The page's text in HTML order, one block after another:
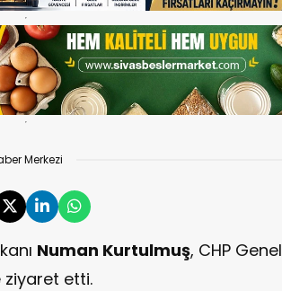
Merkezi
Numan Kurtulmuş, CHP Genel
ziyaret etti.